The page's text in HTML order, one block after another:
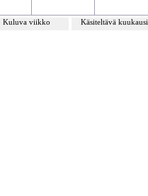
Kuluva viikko Käsiteltävä kuukausi